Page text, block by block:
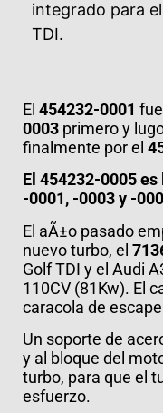
integrado para
TDI.
El 454232-0001
0003 primero y
finalmente por el
El 454232-0005
-0001, -0003 y -
El aÃ±o pasado
nuevo turbo, el
Golf TDI y el Audi
110CV (81Kw). El
caracola de
Un soporte de
y al bloque del
turbo, para que el
esfuerzo.